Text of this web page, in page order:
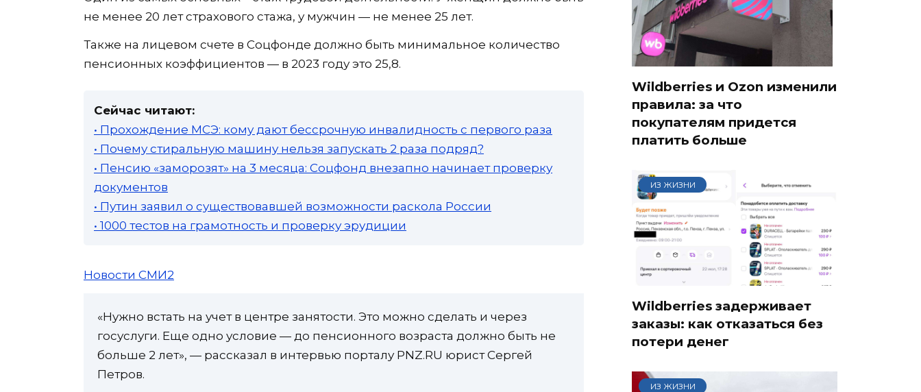
не менее 20 лет страхового стажа, у мужчин — не менее 25 лет.
Также на лицевом счете в Соцфонде должно быть минимальное количество
пенсионных коэффициентов — в 2023 году это 25,8.
Сейчас читают:
• Прохождение МСЭ: кому дают бессрочную инвалидность с первого раза
• Почему стиральную машину нельзя запускать 2 раза подряд?
• Пенсию «заморозят» на 3 месяца: Соцфонд внезапно начинает проверку
документов
• Путин заявил о существовавшей возможности раскола России
• 1000 тестов на грамотность и проверку эрудиции
Новости СМИ2
«Нужно встать на учет в центре занятости. Это можно сделать и через
госуслуги. Еще одно условие — до пенсионного возраста должно быть не
больше 2 лет», — рассказал в интервью порталу PNZ.RU юрист Сергей
Петров.
Wildberries и Ozon изменили
правила: за что
покупателям придется
платить больше
ИЗ ЖИЗНИ
Wildberries задерживает
заказы: как отказаться без
потери денег
ИЗ ЖИЗНИ